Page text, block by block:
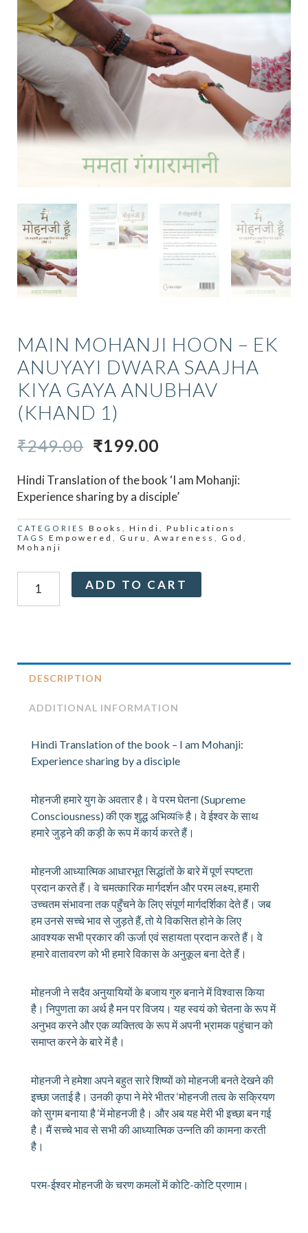
MAIN MOHANJI HOON – EK
ANUYAYI DWARA SAAJHA
KIYA GAYA ANUBHAV
(KHAND 1)
₹249.00 ORIGINAL
WAS:
₹249.00.
₹199.00
IS:
₹199.00.
Hindi Translation of the book ‘I am Mohanji:
Experience sharing by a disciple’
CATEGORIES Books ,Hindi ,Publications
TAGS Empowered Guru ,Awareness God
Mohanji
Mohanji
Anuyayi
Dwara
Kiya
Anubhav
(Khand
quantity
ADD TO CART
DESCRIPTION
ADDITIONAL INFORMATION
Hindi Translation of the book – I am Mohanji:
Experience sharing by a disciple
मोहनजी हमारे युग के अवतार है। वे परम घेतना (Supreme
Consciousness) की एक शुद्ध अभिव्यকি है। वे ईश्वर के साथ
हमारे जुड़ने की कड़ी के रूप में कार्य करते हैं।
मोहनजी आध्यात्मिक आधारभूत सिद्धांतों के बारे में पूर्ण स्पष्टता
प्रदान करते हैं। वे चमत्कारिक मार्गदर्शन और परम लक्ष्य, हमारी
उच्चतम संभावना तक पहुँचने के लिए संपूर्ण मार्गदर्शिका देते हैं। जब
हम उनसे सच्चे भाव से जुड़ते हैं, तो ये विकसित होने के लिए
आवश्यक सभी प्रकार की ऊर्जा एवं सहायता प्रदान करते हैं। वे
हमारे वातावरण को भी हमारे विकास के अनुकूल बना देते हैं।
मोहनजी ने सदैव अनुयायियों के बजाय गुरु बनाने में विश्वास किया
है। निपुणता का अर्थ है मन पर विजय। यह स्वयं को चेतना के रूप में
अनुभव करने और एक व्यक्तित्व के रूप में अपनी भ्रामक पहुंचान को
समाप्त करने के बारे में है।
मोहनजी ने हमेशा अपने बहुत सारे शिष्यों को मोहनजी बनते देखने की
इच्छा जताई है। उनकी कृपा ने मेरे भीतर ‘मोहनजी तत्व के सक्रियण
को सुगम बनाया है ‘में मोहनजी है। और अब यह मेरी भी इच्छा बन गई
है। मैं सच्चे भाव से सभी की आध्यात्मिक उन्नति की कामना करती
है।
परम-ईश्वर मोहनजी के चरण कमलों में कोटि-कोटि प्रणाम।